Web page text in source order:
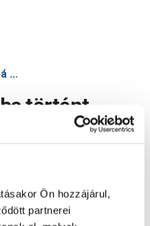
Ön hozzájárul,
partnerei
...
történt